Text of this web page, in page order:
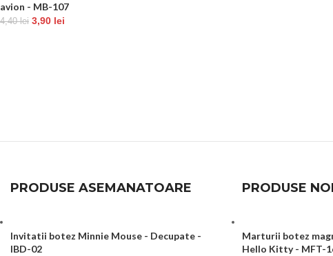
avion - MB-107
4,40lei 3,90 lei
PRODUSE ASEMANATOARE
Invitatii botez Minnie Mouse - Decupate -
IBD-02
PRODUSE NOI
Marturii botez
Hello Kitty - MFT-